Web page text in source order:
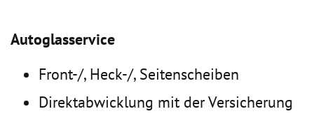
Autoglasservice
Front-/, Heck-/, Seitenscheiben
Direktabwicklung mit der Versicherung